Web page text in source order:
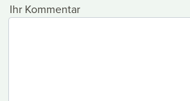
Ihr Kommentar